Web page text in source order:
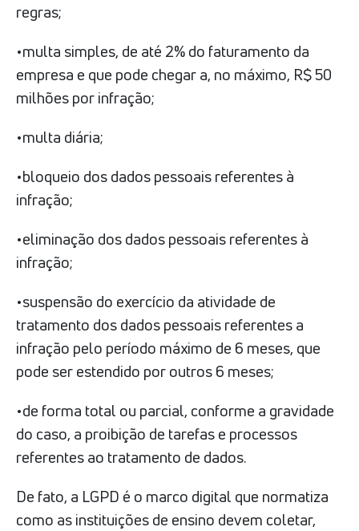
regras;
•multa simples, de até 2% do faturamento da
empresa e que pode chegar a, no máximo, R$ 50
milhões por infração;
•multa diária;
•bloqueio dos dados pessoais referentes à
infração;
•eliminação dos dados pessoais referentes à
infração;
•suspensão do exercício da atividade de
tratamento dos dados pessoais referentes a
infração pelo período máximo de 6 meses, que
pode ser estendido por outros 6 meses;
•de forma total ou parcial, conforme a gravidade
do caso, a proibição de tarefas e processos
referentes ao tratamento de dados.
De fato, a LGPD é o marco digital que normatiza
como as instituições de ensino devem coletar,